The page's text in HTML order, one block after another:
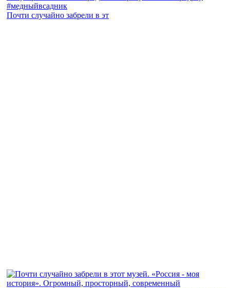
Почти случайно забрели в эт